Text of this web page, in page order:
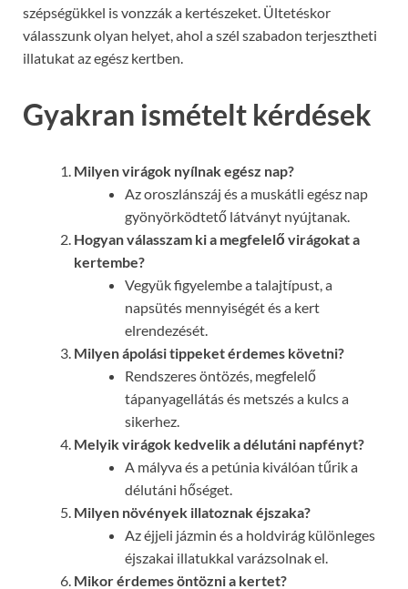
szépségükkel is vonzzák a kertészeket. Ültetéskor
válasszunk olyan helyet, ahol a szél szabadon terjesztheti
illatukat az egész kertben.
Gyakran ismételt kérdések
Milyen virágok nyílnak egész nap?
Az oroszlánszáj és a muskátli egész nap
gyönyörködtető látványt nyújtanak.
Hogyan válasszam ki a megfelelő virágokat a
kertembe?
Vegyük figyelembe a talajtípust, a
napsütés mennyiségét és a kert
elrendezését.
Milyen ápolási tippeket érdemes követni?
Rendszeres öntözés, megfelelő
tápanyagellátás és metszés a kulcs a
sikerhez.
Melyik virágok kedvelik a délutáni napfényt?
A mályva és a petúnia kiválóan tűrik a
délutáni hőséget.
Milyen növények illatoznak éjszaka?
Az éjjeli jázmin és a holdvirág különleges
éjszakai illatukkal varázsolnak el.
Mikor érdemes öntözni a kertet?